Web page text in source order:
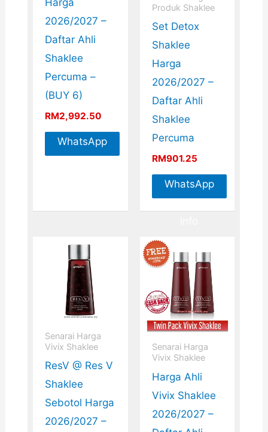
Harga
2026/2027 –
Daftar Ahli
Shaklee
Percuma –
(BUY 6)
RM2,992.50
WhatsApp
Produk Shaklee
Set Detox
Shaklee
Harga
2026/2027 –
Daftar Ahli
Shaklee
Percuma
RM901.25
WhatsApp
Senarai Harga
Vivix Shaklee
ResV @ Res V
Shaklee
Sebotol Harga
2026/2027 –
Senarai Harga
Vivix Shaklee
Harga Ahli
Vivix Shaklee
2026/2027 –